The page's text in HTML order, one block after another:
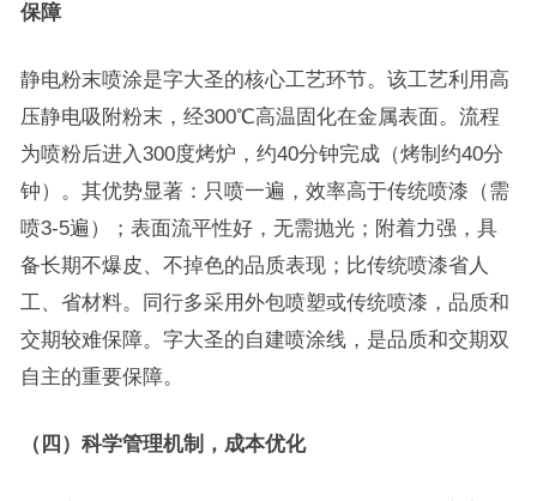
保障
静电粉末喷涂是字大圣的核心工艺环节。该工艺利用高
压静电吸附粉末，经300℃高温固化在金属表面。流程
为喷粉后进入300度烤炉，约40分钟完成（烤制约40分
钟）。其优势显著：只喷一遍，效率高于传统喷漆（需
喷3-5遍）；表面流平性好，无需抛光；附着力强，具
备长期不爆皮、不掉色的品质表现；比传统喷漆省人
工、省材料。同行多采用外包喷塑或传统喷漆，品质和
交期较难保障。字大圣的自建喷涂线，是品质和交期双
自主的重要保障。
（四）科学管理机制，成本优化